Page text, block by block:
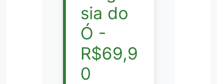
sia do
Ó -
R$69,9
0